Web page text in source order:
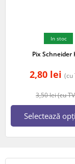
In stoc
Pix Schneider
3,50lei(cu
2,80 lei (cu
Selectează